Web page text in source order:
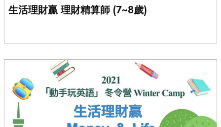
生活理財贏 理財精算師 (7~8歲)